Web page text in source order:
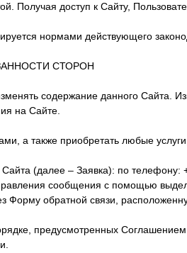
Получая доступ к Сайту,
нормами действующего
СТОРОН
содержание данного Сайта.
на Сайте.
а также приобретать любые
(далее – Заявка): по телефону:
сообщения с помощью
Форму обратной связи,
предусмотренных